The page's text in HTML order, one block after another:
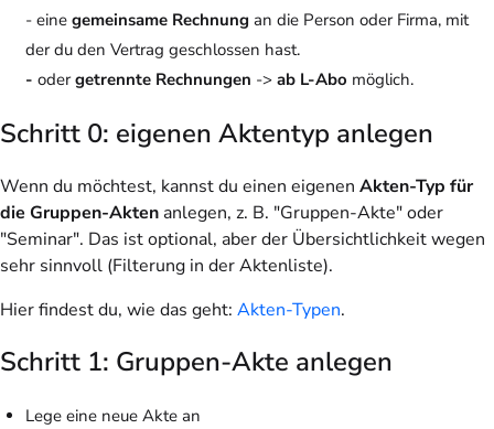
- eine gemeinsame Rechnung an die Person oder Firma, mit
der du den Vertrag geschlossen hast.
- odergetrennte Rechnungen -> ab L-Abo möglich.
Schritt 0: eigenen Aktentyp anlegen
Wenn du möchtest, kannst du einen eigenen Akten-Typ für
die Gruppen-Akten anlegen, z. B. "Gruppen-Akte" oder
"Seminar". Das ist optional, aber der Übersichtlichkeit wegen
sehr sinnvoll (Filterung in der Aktenliste).
Hier findest du, wie das geht: Akten-Typen.
Schritt 1: Gruppen-Akte anlegen
Lege eine neue Akte an